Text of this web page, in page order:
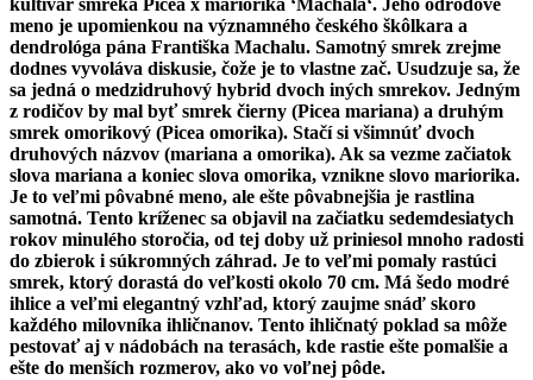
kultivar smreka Picea x mariorika ‘Machala‘. Jeho odrodové
meno je upomienkou na významného českého škôlkara a
dendrológa pána Františka Machalu. Samotný smrek zrejme
dodnes vyvoláva diskusie, čože je to vlastne zač. Usudzuje sa, že
sa jedná o medzidruhový hybrid dvoch iných smrekov. Jedným
z rodičov by mal byť smrek čierny (Picea mariana) a druhým
smrek omorikový (Picea omorika). Stačí si všimnúť dvoch
druhových názvov (mariana a omorika). Ak sa vezme začiatok
slova mariana a koniec slova omorika, vznikne slovo mariorika.
Je to veľmi pôvabné meno, ale ešte pôvabnejšia je rastlina
samotná. Tento kríženec sa objavil na začiatku sedemdesiatych
rokov minulého storočia, od tej doby už priniesol mnoho radosti
do zbierok i súkromných záhrad. Je to veľmi pomaly rastúci
smrek, ktorý dorastá do veľkosti okolo 70 cm. Má šedo modré
ihlice a veľmi elegantný vzhľad, ktorý zaujme snáď skoro
každého milovníka ihličnanov. Tento ihličnatý poklad sa môže
pestovať aj v nádobách na terasách, kde rastie ešte pomalšie a
ešte do menších rozmerov, ako vo voľnej pôde.